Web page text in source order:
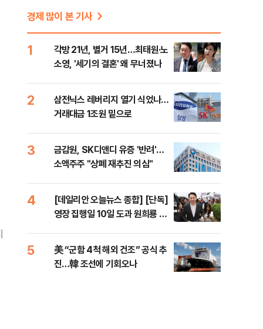
경제 많이 본 기사
1
각방 21년, 별거 15년…최태원·노
소영, '세기의 결혼' 왜 무너졌나
2
삼전닉스 레버리지 열기 식었나…
거래대금 1조원 밑으로
3
금감원, SK디앤디 유증 '반려'…
소액주주 "상폐 재추진 의심"
4
[데일리안 오늘뉴스 종합] [단독]
영장 집행일 10일 도과 원희룡 포
집" 지적, 각방 21년, 별거 15년…
최태원·노소영, '세기의 결혼' 왜
무너졌나 등
5
美 “군함 4척 해외 건조” 공식 추
진…韓 조선에 기회오나